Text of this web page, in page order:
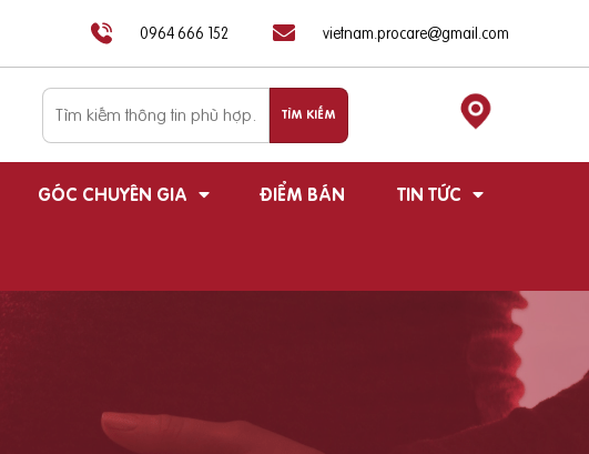
0964 666 152 vietnam.procare@gmail.com
GÓC CHUYÊN GIA ĐIỂM BÁN TIN TỨC